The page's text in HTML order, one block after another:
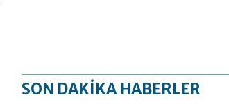
SON DAKİKA HABERLER